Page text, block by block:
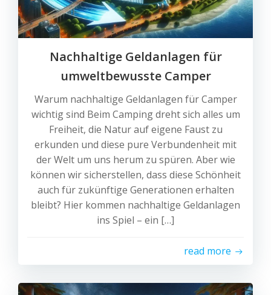
Nachhaltige Geldanlagen für
umweltbewusste Camper
Warum nachhaltige Geldanlagen für Camper
wichtig sind Beim Camping dreht sich alles um
Freiheit, die Natur auf eigene Faust zu
erkunden und diese pure Verbundenheit mit
der Welt um uns herum zu spüren. Aber wie
können wir sicherstellen, dass diese Schönheit
auch für zukünftige Generationen erhalten
bleibt? Hier kommen nachhaltige Geldanlagen
ins Spiel – ein […]
read more